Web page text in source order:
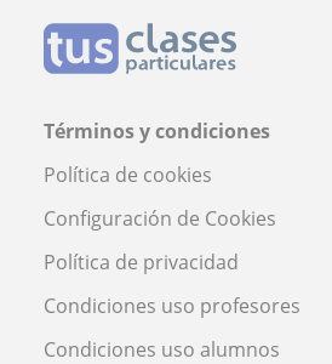
Términos y condiciones
Política de cookies
Configuración de Cookies
Política de privacidad
Condiciones uso profesores
Condiciones uso alumnos